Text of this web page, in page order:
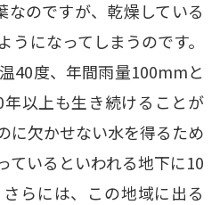
なのですが、乾燥している
うになってしまうのです。
40度、年間雨量100mmと
以上も生き続けることが
に欠かせない水を得るため
ているといわれる地下に10
らには、この地域に出る